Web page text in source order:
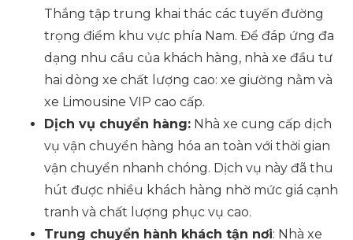
Thắng tập trung khai thác các tuyến đường
trọng điểm khu vực phía Nam. Để đáp ứng đa
dạng nhu cầu của khách hàng, nhà xe đầu tư
hai dòng xe chất lượng cao: xe giường nằm và
xe Limousine VIP cao cấp.
Dịch vụ chuyển hàng: Nhà xe cung cấp dịch
vụ vận chuyển hàng hóa an toàn với thời gian
vận chuyển nhanh chóng. Dịch vụ này đã thu
hút được nhiều khách hàng nhờ mức giá cạnh
tranh và chất lượng phục vụ cao.
Trung chuyển hành khách tận nơi: Nhà xe